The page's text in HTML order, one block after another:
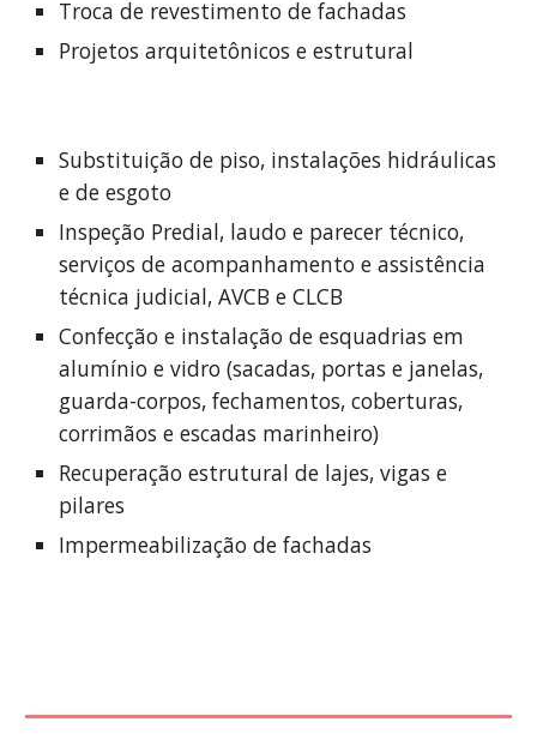
Troca de revestimento de fachadas
Projetos arquitetônicos e estrutural
Substituição de piso, instalações hidráulicas
e de esgoto
Inspeção Predial, laudo e parecer técnico,
serviços de acompanhamento e assistência
técnica judicial, AVCB e CLCB
Confecção e instalação de esquadrias em
alumínio e vidro (sacadas, portas e janelas,
guarda-corpos, fechamentos, coberturas,
corrimãos e escadas marinheiro)
Recuperação estrutural de lajes, vigas e
pilares
Impermeabilização de fachadas